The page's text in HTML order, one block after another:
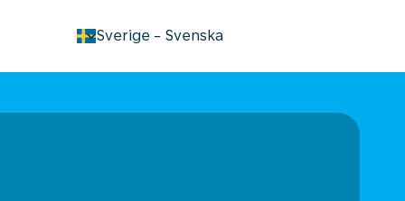
Sverige - Svenska
keyboard_arrow_down